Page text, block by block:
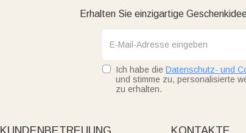
Erhalten Sie einzigartige
Ich habe die Datenschutz- und
und stimme zu, personalisierte
zu erhalten.
KUNDENBETREUUNG KONTAKTE